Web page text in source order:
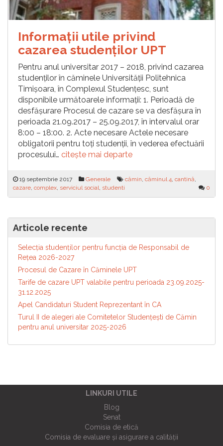
Informații utile privind
cazarea studenților UPT
Pentru anul universitar 2017 – 2018, privind cazarea
studenților în căminele Universității Politehnica
Timișoara, în Complexul Studențesc, sunt
disponibile următoarele informații: 1. Perioadă de
desfășurare Procesul de cazare se va desfășura în
perioada 21.09.2017 – 25.09.2017, în intervalul orar
8:00 – 18:00. 2. Acte necesare Actele necesare
obligatorii pentru toți studenții, în vederea efectuării
procesului… citește mai departe
19 septembrie 2017 Generale cămin, căminul 4, cantină,
cazare, complex, serviciul social, studenti 0
Articole recente
Selecția studenților pentru funcția de Responsabil de
Reţea 2026-2027
Procesul de Cazare în Căminele UPT
Tarife de cazare UPT valabile pentru perioada 23.09.2025-
31.12.2025
Apel Candidaturi Student Reprezentant în CA
Turul II de alegeri ale Comitetelor Studențești de Cămin
pentru anul universitar 2025-2026
LINKURI UTILE
Blog
Senat
Comisia de etică
Comisia de evaluare și asigurare a calității